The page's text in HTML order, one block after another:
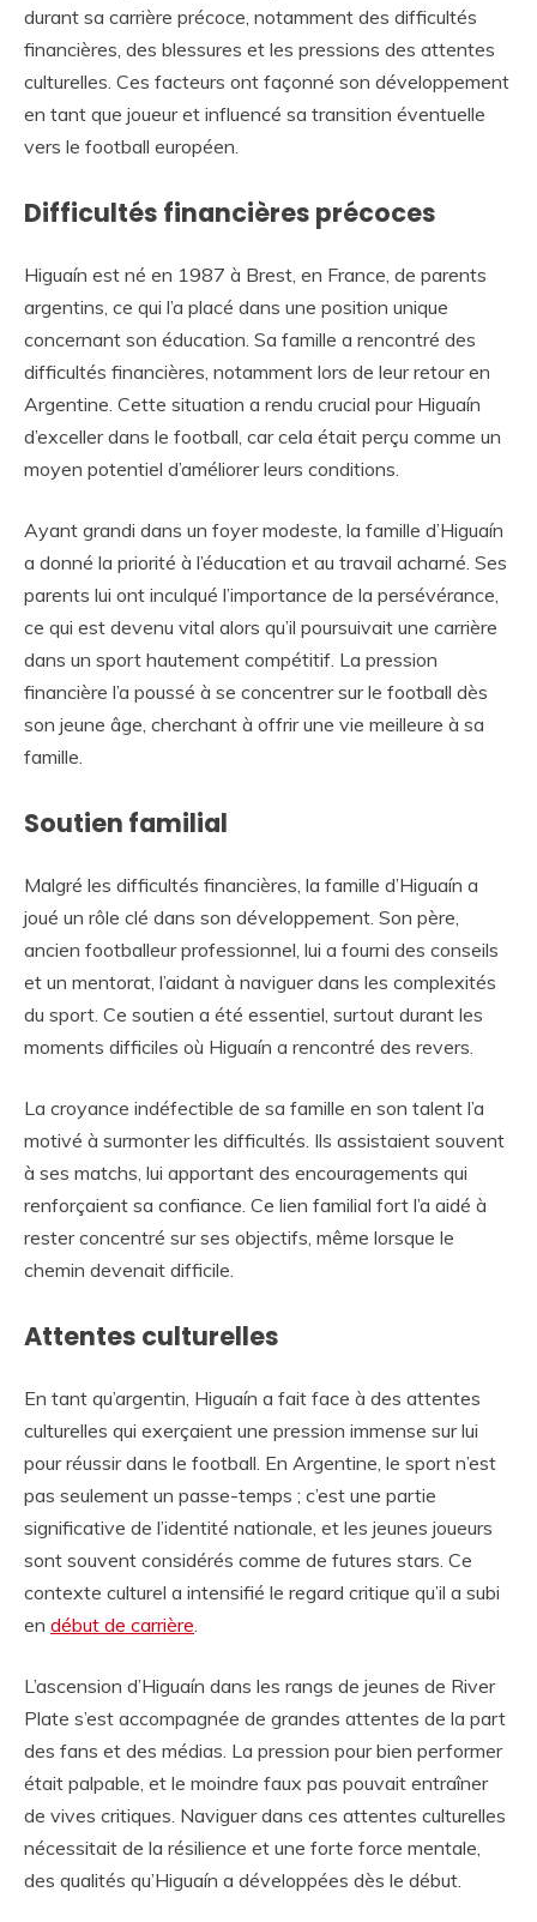
durant sa carrière précoce, notamment des difficultés
financières, des blessures et les pressions des attentes
culturelles. Ces facteurs ont façonné son développement
en tant que joueur et influencé sa transition éventuelle
vers le football européen.
Difficultés financières précoces
Higuaín est né en 1987 à Brest, en France, de parents
argentins, ce qui l’a placé dans une position unique
concernant son éducation. Sa famille a rencontré des
difficultés financières, notamment lors de leur retour en
Argentine. Cette situation a rendu crucial pour Higuaín
d’exceller dans le football, car cela était perçu comme un
moyen potentiel d’améliorer leurs conditions.
Ayant grandi dans un foyer modeste, la famille d’Higuaín
a donné la priorité à l’éducation et au travail acharné. Ses
parents lui ont inculqué l’importance de la persévérance,
ce qui est devenu vital alors qu’il poursuivait une carrière
dans un sport hautement compétitif. La pression
financière l’a poussé à se concentrer sur le football dès
son jeune âge, cherchant à offrir une vie meilleure à sa
famille.
Soutien familial
Malgré les difficultés financières, la famille d’Higuaín a
joué un rôle clé dans son développement. Son père,
ancien footballeur professionnel, lui a fourni des conseils
et un mentorat, l’aidant à naviguer dans les complexités
du sport. Ce soutien a été essentiel, surtout durant les
moments difficiles où Higuaín a rencontré des revers.
La croyance indéfectible de sa famille en son talent l’a
motivé à surmonter les difficultés. Ils assistaient souvent
à ses matchs, lui apportant des encouragements qui
renforçaient sa confiance. Ce lien familial fort l’a aidé à
rester concentré sur ses objectifs, même lorsque le
chemin devenait difficile.
Attentes culturelles
En tant qu’argentin, Higuaín a fait face à des attentes
culturelles qui exerçaient une pression immense sur lui
pour réussir dans le football. En Argentine, le sport n’est
pas seulement un passe-temps ; c’est une partie
significative de l’identité nationale, et les jeunes joueurs
sont souvent considérés comme de futures stars. Ce
contexte culturel a intensifié le regard critique qu’il a subi
en début de carrière
L’ascension d’Higuaín dans les rangs de jeunes de River
Plate s’est accompagnée de grandes attentes de la part
des fans et des médias. La pression pour bien performer
était palpable, et le moindre faux pas pouvait entraîner
de vives critiques. Naviguer dans ces attentes culturelles
nécessitait de la résilience et une forte force mentale,
des qualités qu’Higuaín a développées dès le début.